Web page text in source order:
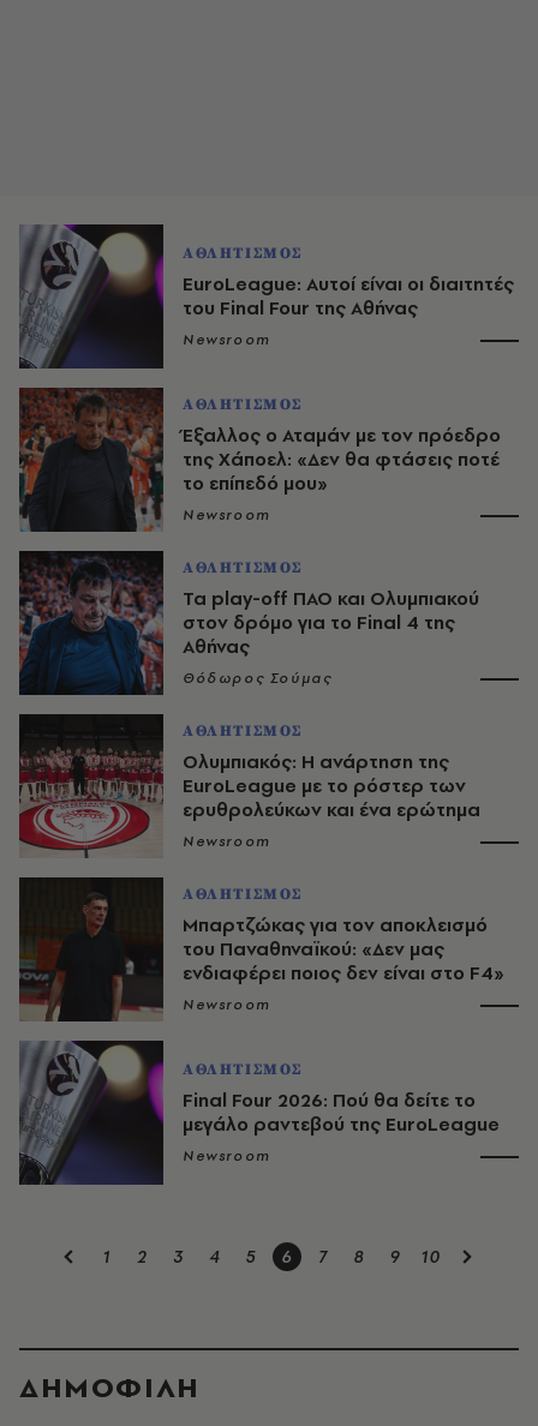
ΑΘΛΗΤΙΣΜΟΣ
EuroLeague: Αυτοί είναι οι διαιτητές
του Final Four της Αθήνας
Newsroom
ΑΘΛΗΤΙΣΜΟΣ
Έξαλλος ο Αταμάν με τον πρόεδρο
της Χάποελ: «Δεν θα φτάσεις ποτέ
το επίπεδό μου»
Newsroom
ΑΘΛΗΤΙΣΜΟΣ
Τα play-off ΠΑΟ και Ολυμπιακού
στον δρόμο για το Final 4 της
Αθήνας
Θόδωρος Σούμας
ΑΘΛΗΤΙΣΜΟΣ
Ολυμπιακός: Η ανάρτηση της
EuroLeague με το ρόστερ των
ερυθρολεύκων και ένα ερώτημα
Newsroom
ΑΘΛΗΤΙΣΜΟΣ
Μπαρτζώκας για τον αποκλεισμό
του Παναθηναϊκού: «Δεν μας
ενδιαφέρει ποιος δεν είναι στο F4»
Newsroom
ΑΘΛΗΤΙΣΜΟΣ
Final Four 2026: Πού θα δείτε το
μεγάλο ραντεβού της EuroLeague
Newsroom
1 2 3 4 5 6 7 8 9 10
ΔΗΜΟΦΙΛΗ